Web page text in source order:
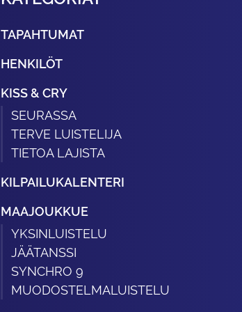
TAPAHTUMAT
HENKILÖT
KISS & CRY
SEURASSA
TERVE LUISTELIJA
TIETOA LAJISTA
KILPAILUKALENTERI
MAAJOUKKUE
YKSINLUISTELU
JÄÄTANSSI
SYNCHRO 9
MUODOSTELMALUISTELU